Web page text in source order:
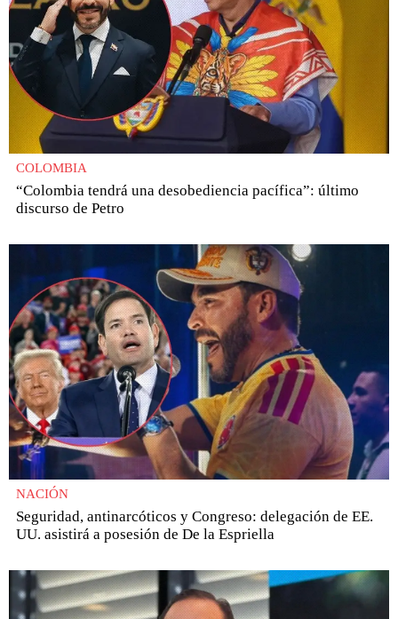
COLOMBIA
“Colombia tendrá una desobediencia pacífica”: último
discurso de Petro
NACIÓN
Seguridad, antinarcóticos y Congreso: delegación de EE.
UU. asistirá a posesión de De la Espriella